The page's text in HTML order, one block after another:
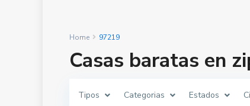
Home 97219
Casas baratas en
Tipos Categorias Estados